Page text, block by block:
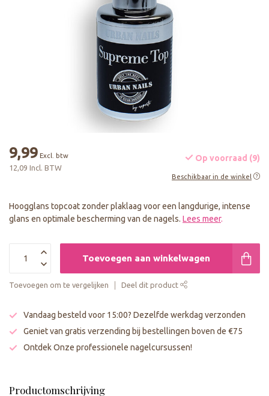
9,99 Excl. btw
12,09 Incl. BTW
Op voorraad (9)
Beschikbaar in de winkel
Hoogglans topcoat zonder plaklaag voor een langdurige, intense
glans en optimale bescherming van de nagels. Lees meer.
Toevoegen aan winkelwagen
Toevoegen om te vergelijken Deel dit product
Vandaag besteld voor 15:00? Dezelfde werkdag verzonden
Geniet van gratis verzending bij bestellingen boven de €75
Ontdek Onze professionele nagelcursussen!
Productomschrijving